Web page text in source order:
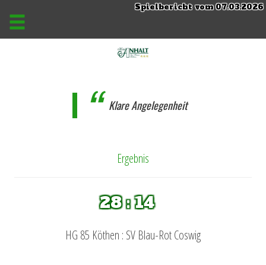
Spielbericht vom 07.03.2026
Klare Angelegenheit
Ergebnis
28 : 14
HG 85 Köthen : SV Blau-Rot Coswig